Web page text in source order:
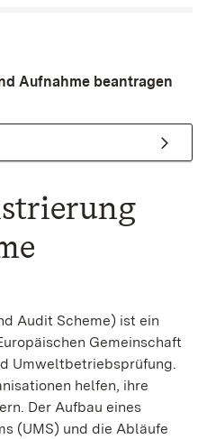
Aufnahme beantragen
Audit Scheme) ist ein
Gemeinschaft
Umweltbetriebsprüfung.
helfen, ihre
Der Aufbau eines
(UMS) und die Abläufe